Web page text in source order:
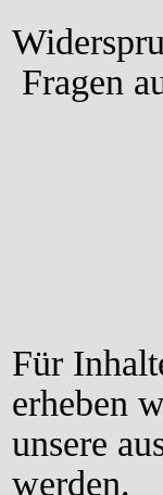
Fragen
Auf
Für
erheben
unsere
werden.